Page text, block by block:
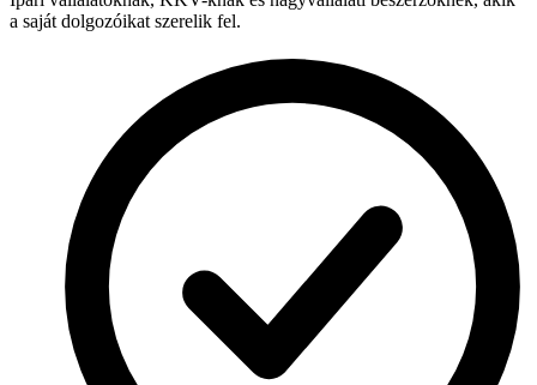
a saját dolgozóikat szerelik fel.